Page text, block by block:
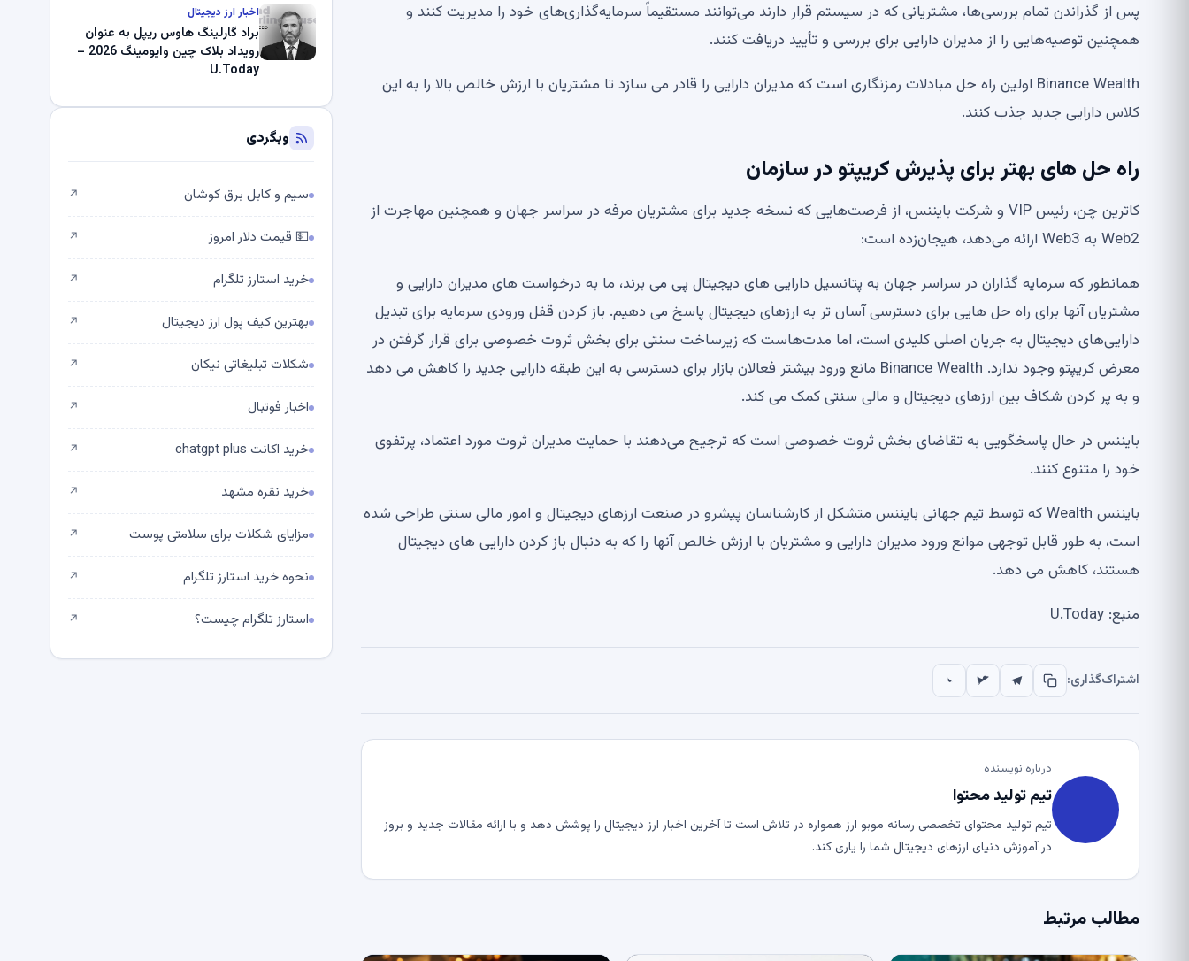
پس از گذراندن تمام بررسی‌ها، مشتریانی که در سیستم قرار دارند می‌توانند مستقیماً سرمایه‌گذاری‌های خود را مدیریت کنند و
همچنین توصیه‌هایی را از مدیران دارایی برای بررسی و تأیید دریافت کنند.
Binance Wealth اولین راه حل مبادلات رمزنگاری است که مدیران دارایی را قادر می سازد تا مشتریان با ارزش خالص بالا را به این
کلاس دارایی جدید جذب کنند.
راه حل های بهتر برای پذیرش کریپتو در سازمان
کاترین چن، رئیس VIP و شرکت بایننس، از فرصت‌هایی که نسخه جدید برای مشتریان مرفه در سراسر جهان و همچنین مهاجرت از
Web2 به Web3 ارائه می‌دهد، هیجان‌زده است:
همانطور که سرمایه گذاران در سراسر جهان به پتانسیل دارایی های دیجیتال پی می برند، ما به درخواست های مدیران دارایی و
مشتریان آنها برای راه حل هایی برای دسترسی آسان تر به ارزهای دیجیتال پاسخ می دهیم. باز کردن قفل ورودی سرمایه برای تبدیل
دارایی‌های دیجیتال به جریان اصلی کلیدی است، اما مدت‌هاست که زیرساخت سنتی برای بخش ثروت خصوصی برای قرار گرفتن در
معرض کریپتو وجود ندارد. Binance Wealth مانع ورود بیشتر فعالان بازار برای دسترسی به این طبقه دارایی جدید را کاهش می دهد
و به پر کردن شکاف بین ارزهای دیجیتال و مالی سنتی کمک می کند.
بایننس در حال پاسخگویی به تقاضای بخش ثروت خصوصی است که ترجیح می‌دهند با حمایت مدیران ثروت مورد اعتماد، پرتفوی
خود را متنوع کنند.
بایننس Wealth که توسط تیم جهانی بایننس متشکل از کارشناسان پیشرو در صنعت ارزهای دیجیتال و امور مالی سنتی طراحی شده
است، به طور قابل توجهی موانع ورود مدیران دارایی و مشتریان با ارزش خالص آنها را که به دنبال باز کردن دارایی های دیجیتال
هستند، کاهش می دهد.
منبع: U.Today
اشتراک‌گذاری:
درباره نویسنده
تیم تولید محتوا
تیم تولید محتوای تخصصی رسانه موبو ارز همواره در تلاش است تا آخرین اخبار ارز دیجیتال را پوشش دهد و با ارائه مقالات جدید و بروز
در آموزش دنیای ارزهای دیجیتال شما را یاری کند.
مطالب مرتبط
اخبار ارز دیجیتال
براد گارلینگ هاوس ریپل به عنوان
رویداد بلاک چین وایومینگ 2026 –
U.Today
وبگردی
سیم و کابل برق کوشان ↗
💵 قیمت دلار امروز ↗
خرید استارز تلگرام ↗
بهترین کیف پول ارز دیجیتال ↗
شکلات تبلیغاتی نیکان ↗
اخبار فوتبال ↗
خرید اکانت chatgpt plus ↗
خرید نقره مشهد ↗
مزایای شکلات برای سلامتی پوست ↗
نحوه خرید استارز تلگرام ↗
استارز تلگرام چیست؟ ↗